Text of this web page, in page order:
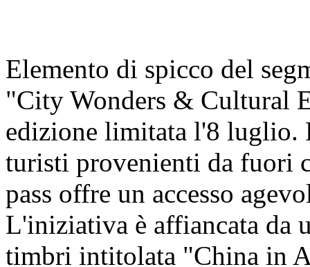
Elemento di spicco del
"City Wonders & Cultural
edizione limitata l'8 luglio.
turisti provenienti da fuori
pass offre un accesso
L'iniziativa è affiancata da
timbri intitolata "China in